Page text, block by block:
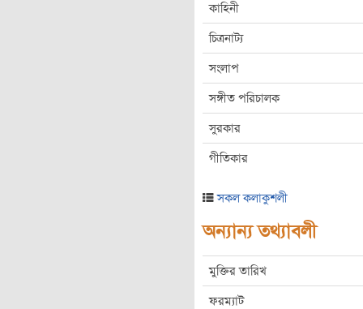
কাহিনী
চিত্রনাট্য
সংলাপ
সঙ্গীত পরিচালক
সুরকার
গীতিকার
সকল কলাকুশলী
অন্যান্য তথ্যাবলী
মুক্তির তারিখ
ফরম্যাট